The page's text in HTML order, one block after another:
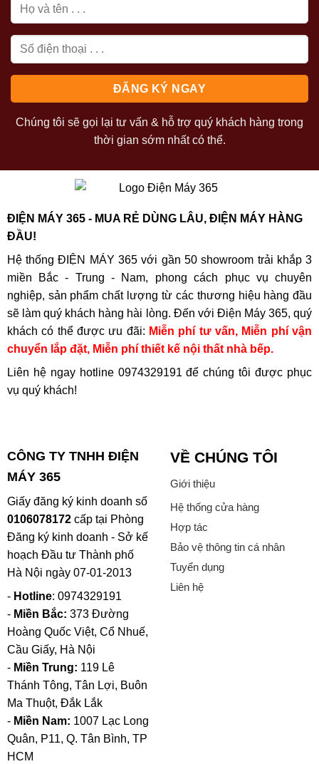
Chúng tôi sẽ gọi lại tư vấn & hỗ trợ quý khách hàng trong
thời gian sớm nhất có thể.
ĐIỆN MÁY 365 - MUA RẺ DÙNG LÂU, ĐIỆN MÁY HÀNG
ĐẦU!
Hệ thống ĐIỆN MÁY 365 với gần 50 showroom trải khắp 3
miền Bắc - Trung - Nam, phong cách phục vụ chuyên
nghiệp, sản phẩm chất lượng từ các thương hiệu hàng đầu
sẽ làm quý khách hàng hài lòng. Đến với Điện Máy 365, quý
khách có thể được ưu đãi: Miễn phí tư vấn, Miễn phí vận
chuyển lắp đặt, Miễn phí thiết kế nội thất nhà bếp.
Liên hệ ngay hotline 0974329191 để chúng tôi được phục
vụ quý khách!
CÔNG TY TNHH ĐIỆN
MÁY 365
Giấy đăng ký kinh doanh số
0106078172cấp tại Phòng
Đăng ký kinh doanh - Sở kế
hoạch Đầu tư Thành phố
Hà Nội ngày 07-01-2013
- Hotline: 0974329191
- Miền Bắc: 373 Đường
Hoàng Quốc Việt, Cổ Nhuế,
Cầu Giấy, Hà Nội
- Miền Trung: 119 Lê
Thánh Tông, Tân Lợi, Buôn
Ma Thuột, Đắk Lắk
- Miền Nam: 1007 Lạc Long
Quân, P11, Q. Tân Bình, TP
HCM
VỀ CHÚNG TÔI
Giới thiệu
Hệ thống cửa hàng
Hợp tác
Bảo vệ thông tin cá nhân
Tuyển dụng
Liên hệ